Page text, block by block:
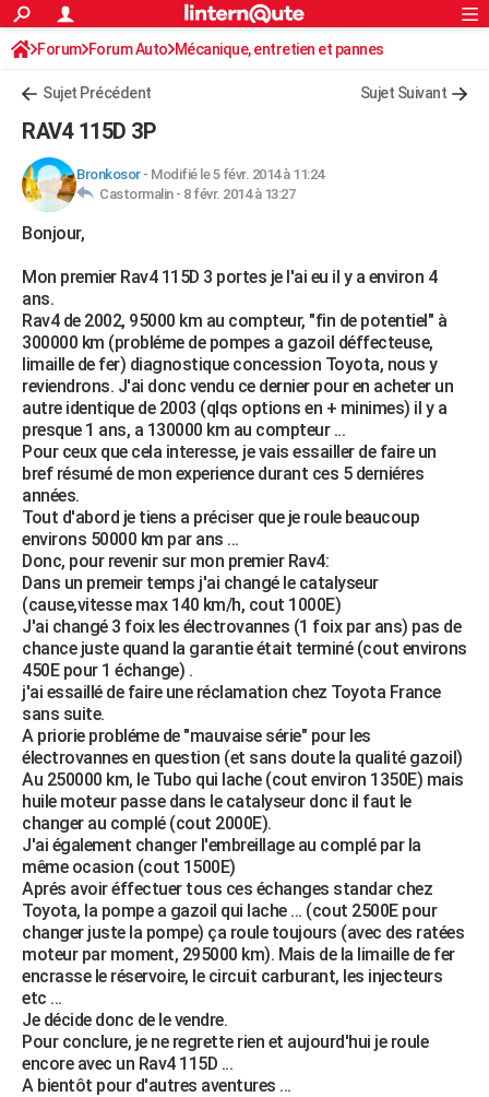
ACTUALITÉS
Politique
Société
Faits Divers
Education
Monde
Villes
+
FINANCE
Retraite
Impôts
Epargne
Immobilier
Risques naturels par ville
Banque
Assurance
Crédit
AUTO
Essais
Réserver un essai
Citadines
Berlines
SUV
Forum auto
+HIGH-TECH
Mobiles
Meilleur smartphone
Internet
Ordinateurs
Jeux vidéo
Guide high-tech
+BRICOLAGE
Forum
Aménagement intérieur
Extérieur
Cuisine
Salle de bains
Jardinage
Rangement
WEEK-END
Guides de France
Escapades
Patrimoine
Expositions
Musées
Week-end nature
LIFESTYLE
Art de vivre
Modes de vie
SANTE
Alimentation
Guide de la santé
Maladies
Médicaments
Sommeil
VOYAGE
Destinations
City break
Voyage nature
Voyage de noces
Forum
Climat
+PHOTO
GUIDES D'ACHAT
BONS PLANS
CARTE DE VOEUX
Carte de Noël
Carte Bonne année
Carte Saint-Valentin
Carte Pâques
Carte d'anniversaire
DICTIONNAIRE
Dictionnaire
Biographies
Citations
Expressions
Proverbes
PROGRAMME TV
COPAINS D'AVANT
S'inscrire
Se connecter
Lycées
Collèges
Primaires
Universités
Entreprises
Service militaire
Avis de recherche
AVIS DE DÉCÈS
FORUM
Bricolage
Lifestyle
Culture
Sport
Auto
Television
Voyage
Cinema
Rechercher
S'inscrire
Connexion
Forum Forum Auto Mécanique, entretien et pannes
Sujet Précédent Sujet Suivant
RAV4 115D 3P
Bronkosor- Modifié le 5 févr. 2014 à 11:24
Castormalin - 8 févr. 2014 à 13:27
Bonjour,
Mon premier Rav4 115D 3 portes je l'ai eu il y a environ 4
ans.
Rav4 de 2002, 95000 km au compteur, "fin de potentiel" à
300000 km (probléme de pompes a gazoil déffecteuse,
limaille de fer) diagnostique concession Toyota, nous y
reviendrons. J'ai donc vendu ce dernier pour en acheter un
autre identique de 2003 (qlqs options en + minimes) il y a
presque 1 ans, a 130000 km au compteur ...
Pour ceux que cela interesse, je vais essailler de faire un
bref résumé de mon experience durant ces 5 derniéres
années.
Tout d'abord je tiens a préciser que je roule beaucoup
environs 50000 km par ans ...
Donc, pour revenir sur mon premier Rav4:
Dans un premeir temps j'ai changé le catalyseur
(cause,vitesse max 140 km/h, cout 1000E)
J'ai changé 3 foix les électrovannes (1 foix par ans) pas de
chance juste quand la garantie était terminé (cout environs
450E pour 1 échange) .
j'ai essaillé de faire une réclamation chez Toyota France
sans suite.
A priorie probléme de "mauvaise série" pour les
électrovannes en question (et sans doute la qualité gazoil)
Au 250000 km, le Tubo qui lache (cout environ 1350E) mais
huile moteur passe dans le catalyseur donc il faut le
changer au complé (cout 2000E).
J'ai également changer l'embreillage au complé par la
même ocasion (cout 1500E)
Aprés avoir éffectuer tous ces échanges standar chez
Toyota, la pompe a gazoil qui lache ... (cout 2500E pour
changer juste la pompe) ça roule toujours (avec des ratées
moteur par moment, 295000 km). Mais de la limaille de fer
encrasse le réservoire, le circuit carburant, les injecteurs
etc ...
Je décide donc de le vendre.
Pour conclure, je ne regrette rien et aujourd'hui je roule
encore avec un Rav4 115D ...
A bientôt pour d'autres aventures ...